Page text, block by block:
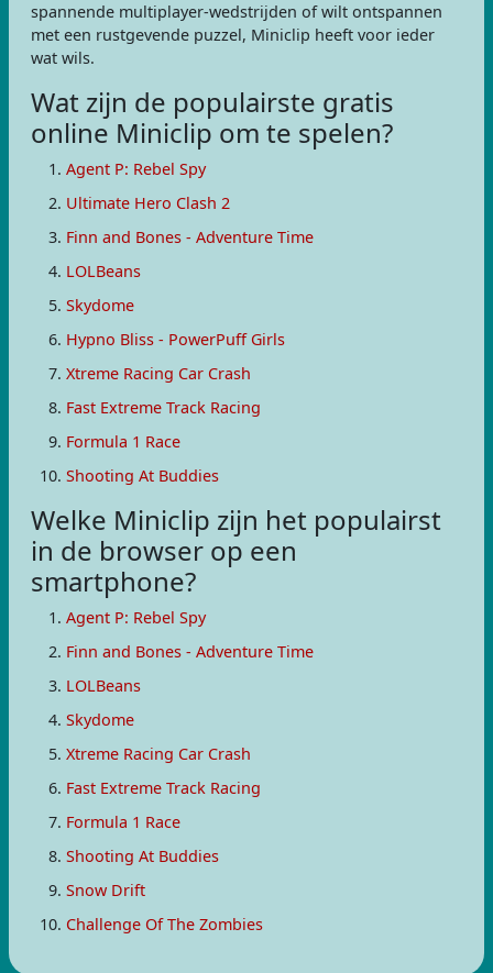
spannende multiplayer-wedstrijden of wilt ontspannen
met een rustgevende puzzel, Miniclip heeft voor ieder
wat wils.
Wat zijn de populairste gratis
online Miniclip om te spelen?
Agent P: Rebel Spy
Ultimate Hero Clash 2
Finn and Bones - Adventure Time
LOLBeans
Skydome
Hypno Bliss - PowerPuff Girls
Xtreme Racing Car Crash
Fast Extreme Track Racing
Formula 1 Race
Shooting At Buddies
Welke Miniclip zijn het populairst
in de browser op een
smartphone?
Agent P: Rebel Spy
Finn and Bones - Adventure Time
LOLBeans
Skydome
Xtreme Racing Car Crash
Fast Extreme Track Racing
Formula 1 Race
Shooting At Buddies
Snow Drift
Challenge Of The Zombies